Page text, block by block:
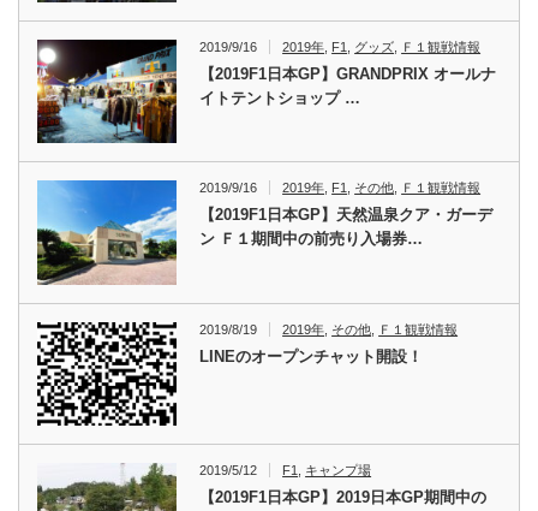
2019/9/16 2019年 F1 グッズ Ｆ１観戦情報
【2019F1日本GP】GRANDPRIX オールナ
イトテントショップ …
2019/9/16 2019年 F1 その他 Ｆ１観戦情報
【2019F1日本GP】天然温泉クア・ガーデ
ン Ｆ１期間中の前売り入場券…
2019/8/19 2019年 その他 Ｆ１観戦情報
LINEのオープンチャット開設！
2019/5/12 F1 キャンプ場
【2019F1日本GP】2019日本GP期間中の